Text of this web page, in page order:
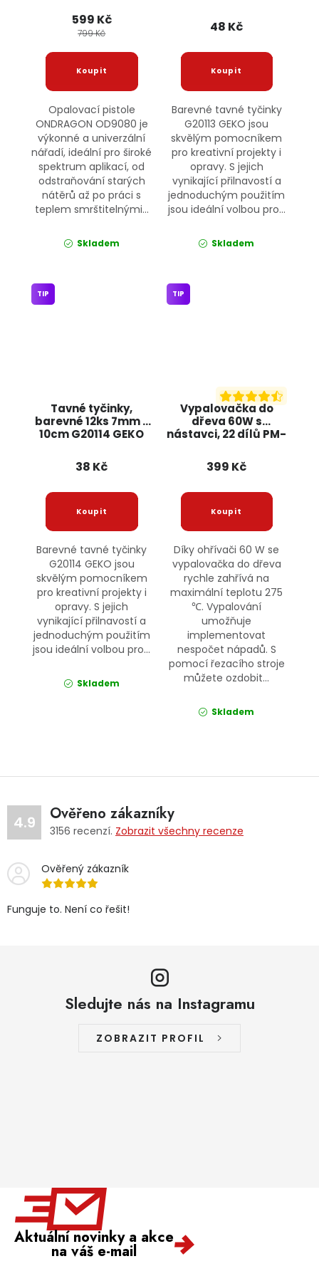
599 Kč
799 Kč
Opalovací pistole
ONDRAGON OD9080 je
výkonné a univerzální
nářadí, ideální pro široké
spektrum aplikací, od
odstraňování starých
nátěrů až po práci s
teplem smrštitelnými...
Skladem
48 Kč
Barevné tavné tyčinky
G20113 GEKO jsou
skvělým pomocníkem
pro kreativní projekty i
opravy. S jejich
vynikající přilnavostí a
jednoduchým použitím
jsou ideální volbou pro...
Skladem
Tavné tyčinky,
barevné 12ks 7mm x
10cm G20114 GEKO
TIP
38 Kč
Barevné tavné tyčinky
G20114 GEKO jsou
skvělým pomocníkem
pro kreativní projekty i
opravy. S jejich
vynikající přilnavostí a
jednoduchým použitím
jsou ideální volbou pro...
Skladem
Vypalovačka do
dřeva 60W s
nástavci, 22 dílů PM-
TIP
399 Kč
Díky ohřívači 60 W se
vypalovačka do dřeva
rychle zahřívá na
maximální teplotu 275
℃. Vypalování
umožňuje
implementovat
nespočet nápadů. S
pomocí řezacího stroje
můžete ozdobit...
Skladem
4.9 Ověřeno zákazníky
3156 recenzí. Zobrazit všechny recenze
Ověřený zákazník
Funguje to. Není co řešit!
Sledujte nás na Instagramu
ZOBRAZIT PROFIL
Aktuální novinky a akce
na váš e-mail